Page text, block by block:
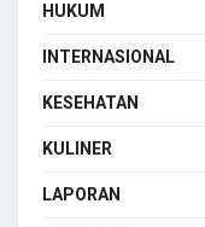
HUKUM
INTERNASIONAL
KESEHATAN
KULINER
LAPORAN